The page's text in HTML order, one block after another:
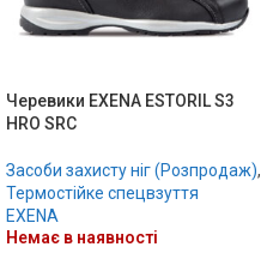
Черевики EXENA ESTORIL S3
HRO SRC
Засоби захисту ніг (Розпродаж),
Термостійке спецвзуття
EXENA
Немає в наявності